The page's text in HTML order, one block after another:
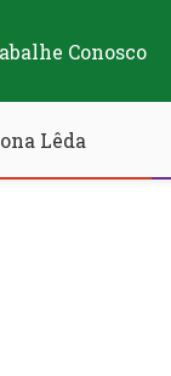
Conosco
Lêda